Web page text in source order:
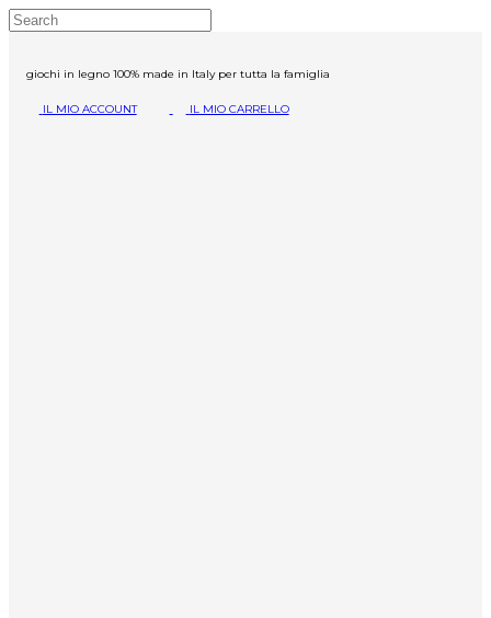
giochi in legno 100% made in Italy per tutta la famiglia
IL MIO ACCOUNT IL MIO CARRELLO